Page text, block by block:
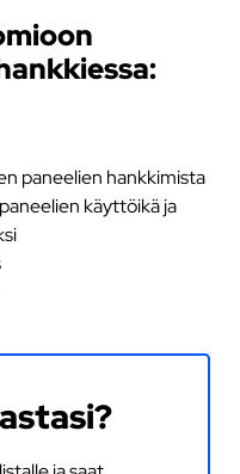
paneelien hankkimista
käyttöikä ja